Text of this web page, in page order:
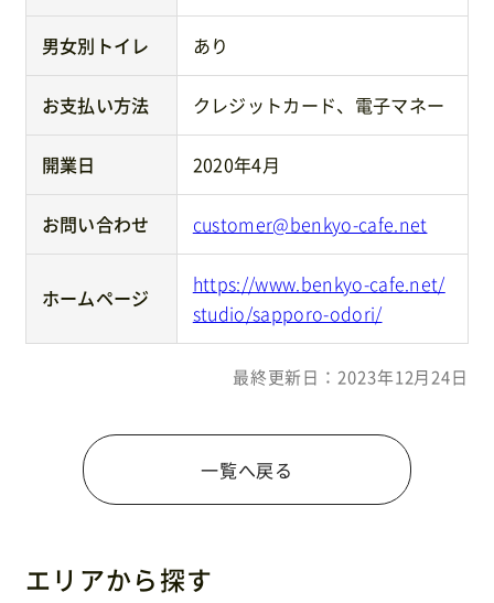
男女別トイレ あり
お支払い方法 クレジットカード、電子マネー
開業日 2020年4月
お問い合わせ customer@benkyo-cafe.net
ホームページ
https://www.benkyo-cafe.net/
studio/sapporo-odori/
最終更新日：2023年12月24日
一覧へ戻る
エリアから探す